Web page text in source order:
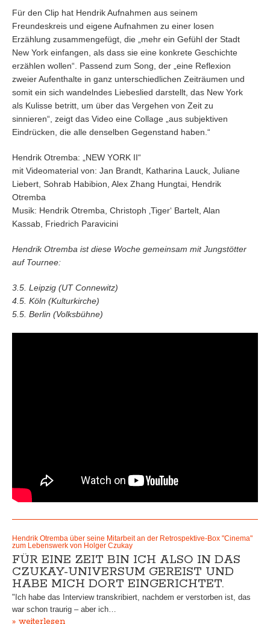
Für den Clip hat Hendrik Aufnahmen aus seinem
Freundeskreis und eigene Aufnahmen zu einer losen
Erzählung zusammengefügt, die „mehr ein Gefühl der Stadt
New York einfangen, als dass sie eine konkrete Geschichte
erzählen wollen“. Passend zum Song, der „eine Reflexion
zweier Aufenthalte in ganz unterschiedlichen Zeiträumen und
somit ein sich wandelndes Liebeslied darstellt, das New York
als Kulisse betritt, um über das Vergehen von Zeit zu
sinnieren“, zeigt das Video eine Collage „aus subjektiven
Eindrücken, die alle denselben Gegenstand haben.“
Hendrik Otremba: „NEW YORK II“
mit Videomaterial von: Jan Brandt, Katharina Lauck, Juliane
Liebert, Sohrab Habibion, Alex Zhang Hungtai, Hendrik
Otremba
Musik: Hendrik Otremba, Christoph ‚Tiger‘ Bartelt, Alan
Kassab, Friedrich Paravicini
Hendrik Otremba ist diese Woche gemeinsam mit Jungstötter
auf Tournee:
3.5. Leipzig (UT Connewitz)
4.5. Köln (Kulturkirche)
5.5. Berlin (Volksbühne)
Hendrik Otremba über seine Mitarbeit an der Retrospektive-Box "Cinema"
zum Lebenswerk von Holger Czukay
FÜR EINE ZEIT BIN ICH ALSO IN DAS
CZUKAY-UNIVERSUM GEREIST UND
HABE MICH DORT EINGERICHTET.
"Ich habe das Interview transkribiert, nachdem er verstorben ist, das
war schon traurig – aber ich…
» weiterlesen